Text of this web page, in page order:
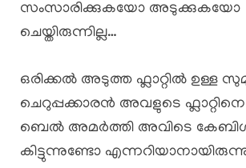
സംസാരിക്കുകയോ അടുക്കുകയോ
ചെയ്തിരുന്നില്ല…
ഒരിക്കൽ അടുത്ത ഫ്ലാറ്റിൽ ഉള്ള
ചെറുപ്പക്കാരൻ അവളുടെ
ബെൽ അമർത്തി അവിടെ
കിട്ടുന്നുണ്ടോ